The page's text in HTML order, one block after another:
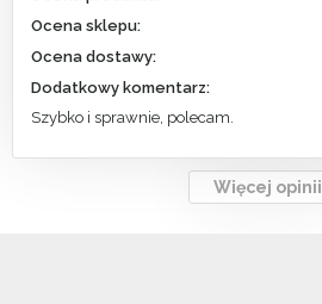
Ocena sklepu:
Ocena dostawy:
Dodatkowy komentarz:
Szybko i sprawnie, polecam.
Więcej opinii